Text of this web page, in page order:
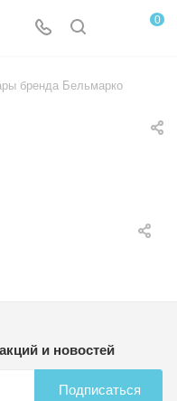
0
бренда Бельмарко
и новостей
Подписаться